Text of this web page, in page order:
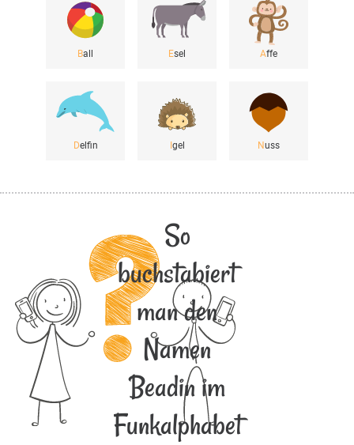
Ball Esel Affe
Delfin Igel Nuss
So
buchstabiert
man den
Namen
Beadin im
Funkalphabet